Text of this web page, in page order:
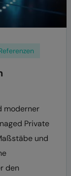
moderner
Private
und
den